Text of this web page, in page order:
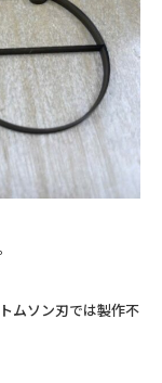
ムソン刃では製作不